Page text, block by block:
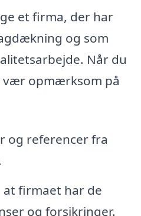
et firma, der har
og som
Når du
vær opmærksom på
og referencer fra
at firmaet har de
og forsikringer.